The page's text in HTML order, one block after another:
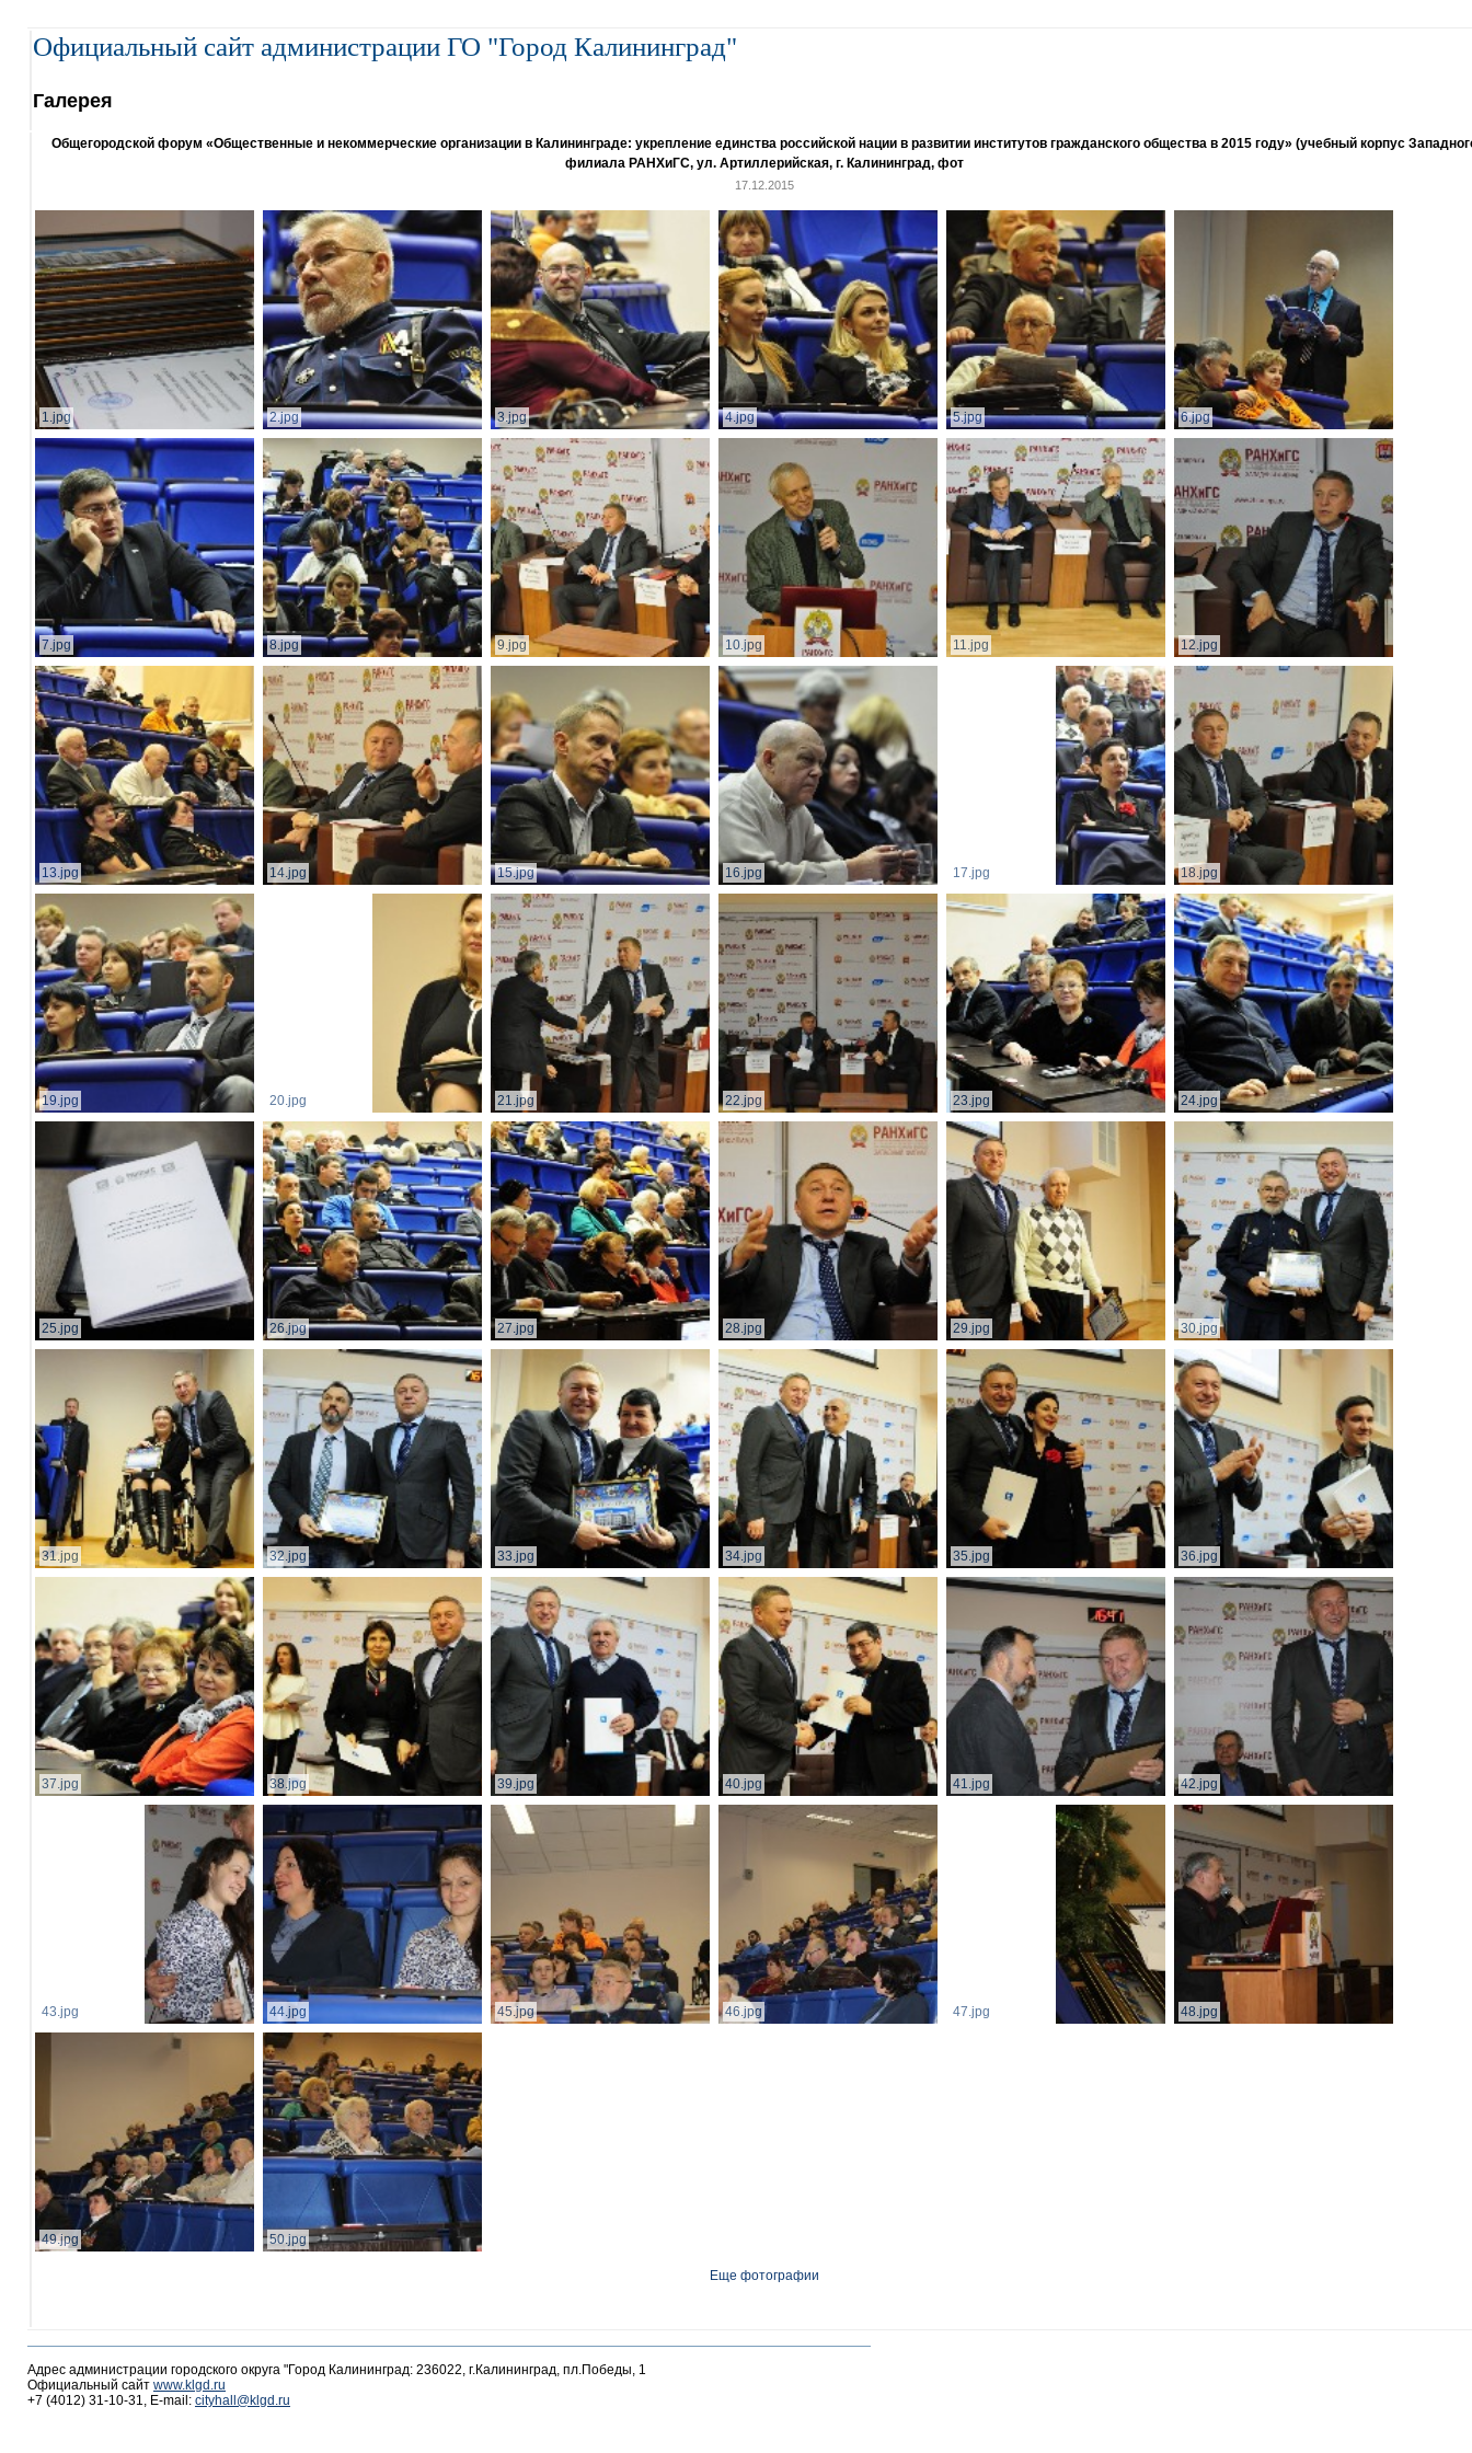
Официальный сайт администрации ГО "Город Калининград"
Галерея
Общегородской форум «Общественные и некоммерческие организации в Калининграде: укрепление единства российской нации в развитии институтов гражданского общества в 2015 году» (учебный корпус
филиала РАНХиГС, ул. Артиллерийская, г. Калининград, фот
17.12.2015
1.jpg 2.jpg 3.jpg 4.jpg 5.jpg 6.jpg
7.jpg 8.jpg 9.jpg 10.jpg 11.jpg 12.jpg
13.jpg 14.jpg 15.jpg 16.jpg 17.jpg 18.jpg
19.jpg 20.jpg 21.jpg 22.jpg 23.jpg 24.jpg
25.jpg 26.jpg 27.jpg 28.jpg 29.jpg 30.jpg
31.jpg 32.jpg 33.jpg 34.jpg 35.jpg 36.jpg
37.jpg 38.jpg 39.jpg 40.jpg 41.jpg 42.jpg
43.jpg 44.jpg 45.jpg 46.jpg 47.jpg 48.jpg
49.jpg 50.jpg
Еще фотографии
Адрес администрации городского округа "Город Калининград: 236022, г.Калининград, пл.Победы, 1
Официальный сайт www.klgd.ru
+7 (4012) 31-10-31, E-mail: cityhall@klgd.ru